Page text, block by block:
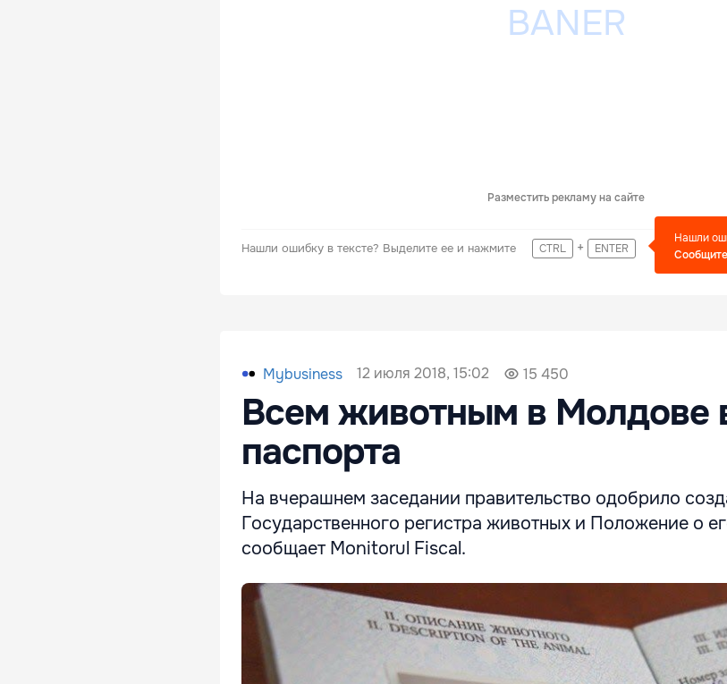
Разместить рекламу на сайте
Нашли ошибку в тексте? Выделите ее и нажмите CTRL + ENTER
Нашли
Mybusiness 12 июля 2018, 15:02 15 450
Всем животным в Молдове
паспорта
На вчерашнем заседании правительство одобрило
Государственного регистра животных и Положение о
сообщает Monitorul Fiscal.